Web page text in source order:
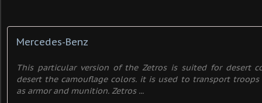
Mercedes-Benz
This particular version of the Zetros is suited for desert
desert the camouflage colors. it is used to transport
as armor and munition. Zetros ...